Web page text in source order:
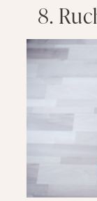
8.